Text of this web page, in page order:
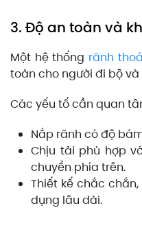
3. Độ an toàn và
Một hệ thống rãnh
toàn cho người đi bộ
Các yếu tố cần quan
Nắp rãnh có độ
Chịu tải phù hợp
chuyển phía trên.
Thiết kế chắc
dụng lâu dài.